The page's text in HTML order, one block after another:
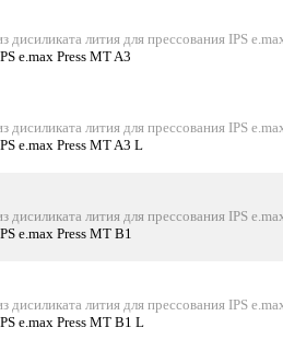
дисиликата лития для прессования IPS
e.max Press MT A3
дисиликата лития для прессования IPS
e.max Press MT A3 L
дисиликата лития для прессования IPS
e.max Press MT B1
дисиликата лития для прессования IPS
e.max Press MT B1 L